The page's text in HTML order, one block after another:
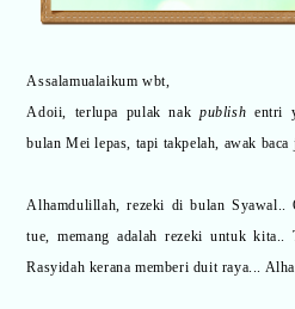
Assalamualaikum wbt,
Adoii, terlupa pulak nakpublish entri
bulan Mei lepas, tapi takpelah, awak
Alhamdulillah, rezeki di bulan Syawal..
tue, memang adalah rezeki untuk kita..
Rasyidah kerana memberi duit raya...